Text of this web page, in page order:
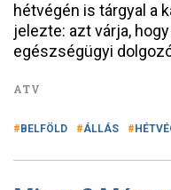
hétvégén is tárgyal a
jelezte: azt várja,
egészségügyi
ATV
BELFÖLD ÁLLÁS